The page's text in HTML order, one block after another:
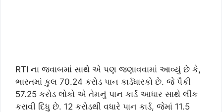
RTI ના જવાબમાં સાથે એ પણ જણાવવામાં આવ્યું છે કે,
ભારતમાં કુલ 70.24 કરોડ પાન કાર્ડધારકો છે. જે પૈકી
57.25 કરોડ લોકો એ તેમનું પાન કાર્ડ આધાર સાથે લીંક
કરાવી દિધુ છે. 12 કરોડથી વધારે પાન કાર્ડ, જેમાં 11.5